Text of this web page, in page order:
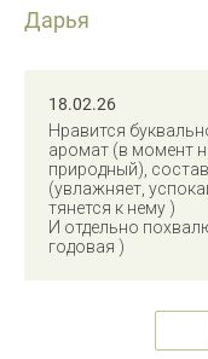
Дарья
18.02.26
Нравится
аромат (в момент
природный),
(увлажняет,
тянется к нему )
И отдельно
годовая )